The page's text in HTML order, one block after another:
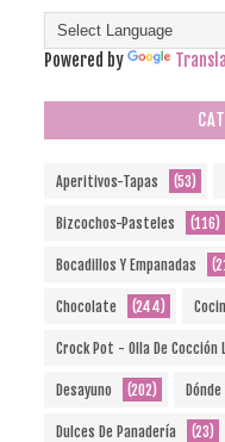
Powered by
Aperitivos-Tapas (53)
Bizcochos-Pasteles (116)
Bocadillos Y Empanadas
Chocolate (244)
Crock Pot - Olla De Cocción
Desayuno (202)
Dulces De Panadería (23)